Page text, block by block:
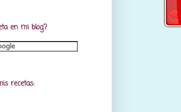
en mi blog?
recetas: